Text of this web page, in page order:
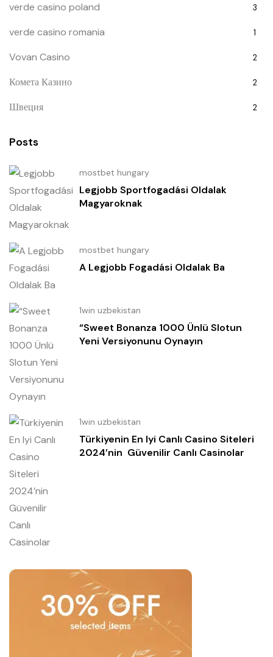
verde casino poland 3
verde casino romania 1
Vovan Casino 2
Комета Казино 2
Швеция 2
Posts
mostbet hungary
Legjobb Sportfogadási Oldalak
Magyaroknak
mostbet hungary
A Legjobb Fogadási Oldalak Ba
1win uzbekistan
“Sweet Bonanza 1000 Ünlü Slotun
Yeni Versiyonunu Oynayın
1win uzbekistan
Türkiyenin En Iyi Canlı Casino Siteleri
2024’nin ️ Güvenilir Canlı Casinolar